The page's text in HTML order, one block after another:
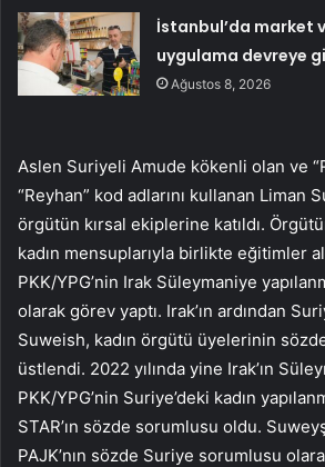
İstanbul’da market
uygulama devreye
Ağustos 8, 2026
Aslen Suriyeli Amude kökenli olan ve
“Reyhan” kod adlarını kullanan Liman
örgütün kırsal ekiplerine katıldı.
kadın mensuplarıyla birlikte eğitimler
PKK/YPG’nin Irak Süleymaniye
olarak görev yaptı. Irak’ın ardından
Suweish, kadın örgütü üyelerinin
üstlendi. 2022 yılında yine Irak’ın
PKK/YPG’nin Suriye’deki kadın
STAR’ın sözde sorumlusu oldu.
PAJK’nın sözde Suriye sorumlusu